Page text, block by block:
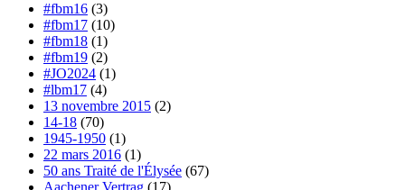
#fbm16 (3)
#fbm17 (10)
#fbm18 (1)
#fbm19 (2)
#JO2024 (1)
#lbm17 (4)
13 novembre 2015 (2)
14-18 (70)
1945-1950 (1)
22 mars 2016 (1)
50 ans Traité de l'Élysée (67)